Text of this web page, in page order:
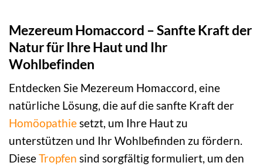
Mezereum Homaccord – Sanfte Kraft der
Natur für Ihre Haut und Ihr
Wohlbefinden
Entdecken Sie Mezereum Homaccord, eine
natürliche Lösung, die auf die sanfte Kraft der
Homöopathiesetzt, um Ihre Haut zu
unterstützen und Ihr Wohlbefinden zu fördern.
DieseTropfen sind sorgfältig formuliert, um den